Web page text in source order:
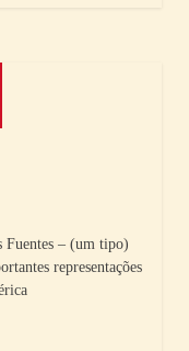
Fuentes – (um tipo)
representações